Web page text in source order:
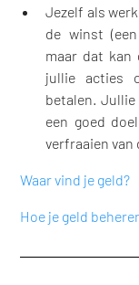
Jezelf als
de winst
maar dat kan
jullie acties
betalen.
een goed
verfraaien van
Waar vind je geld?
Hoe je geld